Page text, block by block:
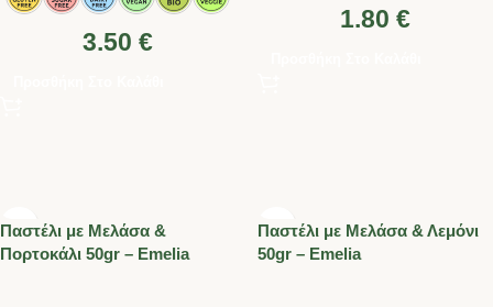
3.50 €
1.80 €
Παστέλι με Μελάσα &
Πορτοκάλι 50gr – Emelia
Παστέλι με Μελάσα & Λεμόνι
50gr – Emelia